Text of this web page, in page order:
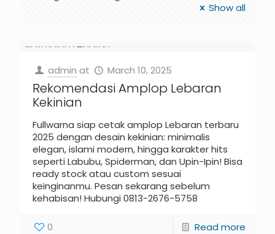
Show all
admin at March 10, 2025
Rekomendasi Amplop Lebaran
Kekinian
Fullwarna siap cetak amplop Lebaran terbaru
2025 dengan desain kekinian: minimalis
elegan, islami modern, hingga karakter hits
seperti Labubu, Spiderman, dan Upin-Ipin! Bisa
ready stock atau custom sesuai
keinginanmu. Pesan sekarang sebelum
kehabisan! Hubungi 0813-2676-5758
0 Read more